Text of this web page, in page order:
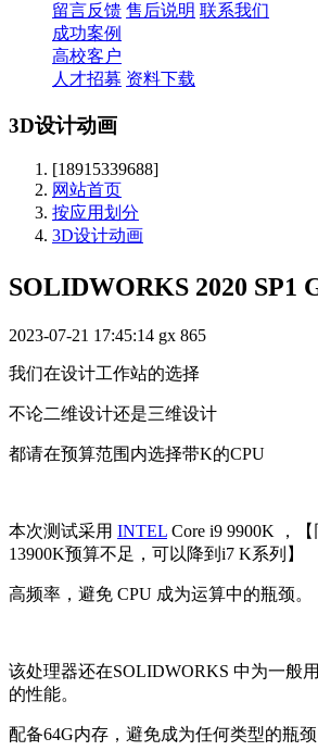
留言反馈 售后说明 联系我们
成功案例
高校客户
人才招募 资料下载
3D设计动画
[18915339688]
网站首页
按应用划分
3D设计动画
SOLIDWORKS 2020 SP1
2023-07-21 17:45:14 gx 865
我们在设计工作站的选择
不论二维设计还是三维设计
都请在预算范围内选择带K的CPU
本次测试采用 INTEL Core i9 9900K ，
13900K预算不足，可以降到i7 K系列】
高频率，避免 CPU 成为运算中的瓶颈。
该处理器还在SOLIDWORKS 中为一般
的性能。
配备64G内存，避免成为任何类型的瓶颈